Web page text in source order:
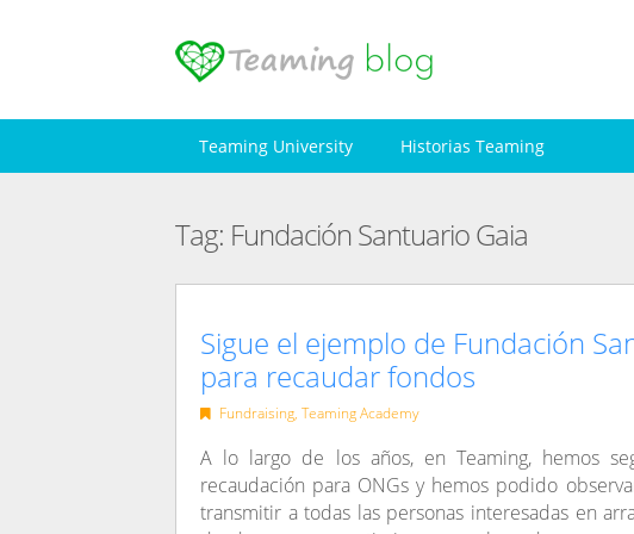
Teaming University Historias Teaming
Tag: Fundación Santuario Gaia
Sigue el ejemplo de Fundación
para recaudar fondos
Fundraising, Teaming Academy
A lo largo de los años, en Teaming, hemos
recaudación para ONGs y hemos podido
transmitir a todas las personas interesadas en